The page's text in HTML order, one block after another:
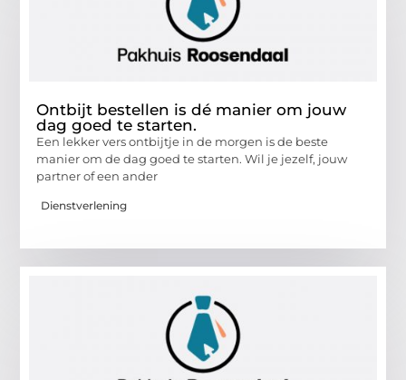
Ontbijt bestellen is dé manier om jouw
dag goed te starten.
Een lekker vers ontbijtje in de morgen is de beste
manier om de dag goed te starten. Wil je jezelf, jouw
partner of een ander
Dienstverlening